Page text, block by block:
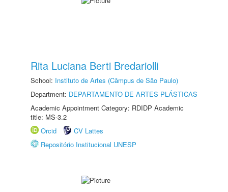
Rita Luciana Berti Bredariolli
School: Instituto de Artes (Câmpus de São Paulo)
Department: DEPARTAMENTO DE ARTES PLÁSTICAS
Academic Appointment Category: RDIDP Academic
title: MS-3.2
Orcid
CV Lattes
Repositório Institucional UNESP